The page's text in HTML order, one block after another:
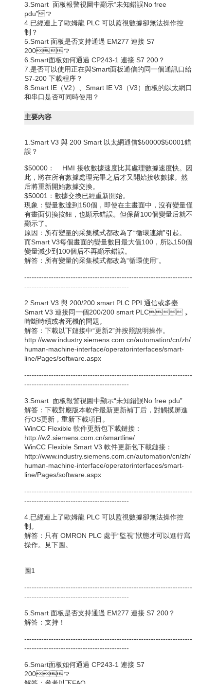
3.Smart 面板報警視圖中顯示“未知錯誤No free
pdu”？
4.已經連上了歐姆龍 PLC 可以監視數據卻無法操作控
制？
5.Smart 面板是否支持通過 EM277 連接 S7
200？
6.Smart面板如何通過 CP243-1 連接 S7 200？
7.是否可以使用正在與Smart面板通信的同一個通訊口給
S7-200 下載程序？
8.Smart IE（V2）、Smart IE V3（V3）面板的以太網口
和串口是否可同時使用？
主要內容
1.Smart V3 與 200 Smart 以太網通信$50000$50001錯
誤？
$50000： HMI 接收數據速度比其處理數據速度快。因
此，將在所有數據處理完畢之后才又開始接收數據。然
后將重新開始數據交換。
$50001：數據交換已經重新開始。
現象：變量數達到150個，即使在主畫面中，沒有變量僅
有畫面切換按鈕，也顯示錯誤。但保留100個變量后就不
顯示了。
原因：所有變量的采集模式都改為了“循環連續”引起。
而Smart V3每個畫面的變量數目最大值100，所以150個
變量減少到100個后不再顯示錯誤。
解答：所有變量的采集模式都改為“循環使用”。
---------------------------------------------------------------------
-------------------------------------------
2.Smart V3 與 200/200 smart PLC PPI 通信或多臺
Smart V3 連接同一個200/200 smart PLC，
時斷時續或者死機的問題。
解答：下載以下鏈接中“更新2”并按照說明操作。
http://www.industry.siemens.com.cn/automation/cn/zh/
human-machine-interface/operatorinterfaces/smart-
line/Pages/software.aspx
---------------------------------------------------------------------
-------------------------------------------
3.Smart 面板報警視圖中顯示“未知錯誤No free pdu”
解答：下載對應版本軟件最新更新補丁后，對觸摸屏進
行OS更新，重新下載項目。
WinCC Flexible 軟件更新包下載鏈接：
http://w2.siemens.com.cn/smartline/
WinCC Flexible Smart V3 軟件更新包下載鏈接：
http://www.industry.siemens.com.cn/automation/cn/zh/
human-machine-interface/operatorinterfaces/smart-
line/Pages/software.aspx
---------------------------------------------------------------------
-------------------------------------------
4.已經連上了歐姆龍 PLC 可以監視數據卻無法操作控
制。
解答：只有 OMRON PLC 處于“監視”狀態才可以進行寫
操作。見下圖。
圖1
---------------------------------------------------------------------
-------------------------------------------
5.Smart 面板是否支持通過 EM277 連接 S7 200？
解答：支持！
---------------------------------------------------------------------
-------------------------------------------
6.Smart面板如何通過 CP243-1 連接 S7
200？